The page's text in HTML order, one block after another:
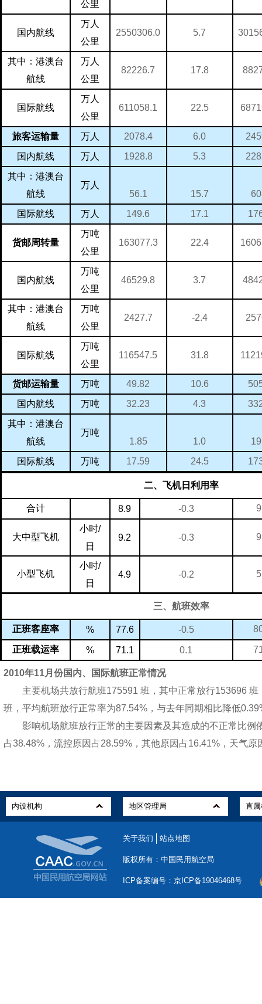
公里
国内航线
万人
公里
2550306.0 5.7
其中：港澳台
航线
万人
公里
82226.7 17.8
国际航线
万人
公里
611058.1 22.5
旅客运输量 万人 2078.4 6.0
国内航线 万人 1928.8 5.3
其中：港澳台
航线
万人
56.1
15.7
国际航线 万人 149.6 17.1
货邮周转量
万吨
公里
163077.3 22.4
国内航线
万吨
公里
46529.8 3.7
其中：港澳台
航线
万吨
公里
2427.7 -2.4
国际航线
万吨
公里
116547.5 31.8
货邮运输量 万吨 49.82 10.6
国内航线 万吨 32.23 4.3
其中：港澳台
航线
万吨
1.85
1.0
国际航线 万吨 17.59 24.5
二、飞机日利用率
合计 8.9 -0.3
大中型飞机
小时/
日
9.2 -0.3
小型飞机
小时/
日
4.9 -0.2
三、航班效率
正班客座率 % 77.6 -0.5
正班载运率 % 71.1 0.1
2010年11月份国内、国际航班正常情况
主要机场共放行航班175591 班，其中正常放行153696 班
班，平均航班放行正常率为87.54%，与去年同期相比降低
影响机场航班放行正常的主要因素及其造成的不正常比例
占38.48%，流控原因占28.59%，其他原因占16.41%，天气原
关于我们 站点地图
版权所有：中国民用航空局
ICP备案编号：京ICP备19046468号